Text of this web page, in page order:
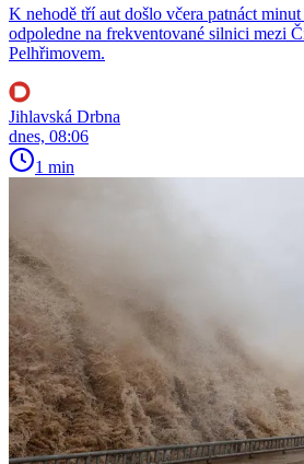
K nehodě tří aut došlo včera patnáct
odpoledne na frekventované silnici mezi
Pelhřimovem.
Jihlavská Drbna
dnes, 08:06
1 min